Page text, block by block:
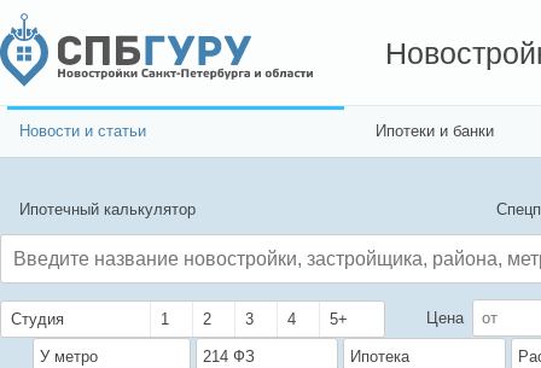
Новости и статьи Ипотеки и банки
Ипотечный калькулятор
Студия 1 2 3 4 5+ Цена
У метро 214 ФЗ Ипотека